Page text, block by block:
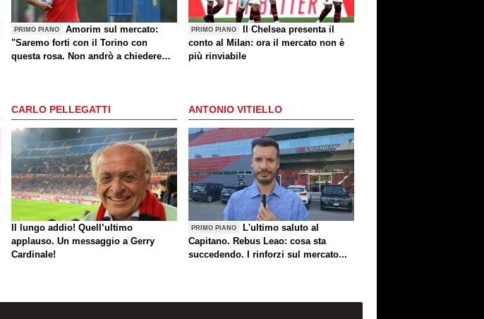
PRIMO PIANO
Amorim sul mercato:
"Saremo forti con il Torino con
questa rosa. Non andrò a chiedere
PRIMO PIANO
Il Chelsea presenta il
conto al Milan: ora il mercato non è
più rinviabile
CARLO PELLEGATTI
Il lungo addio! Quell’ultimo
applauso. Un messaggio a Gerry
Cardinale!
ANTONIO VITIELLO
PRIMO PIANO
L'ultimo saluto al
Capitano. Rebus Leao: cosa sta
succedendo. I rinforzi sul mercato...